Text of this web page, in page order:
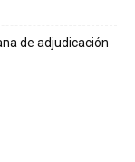
de adjudicación